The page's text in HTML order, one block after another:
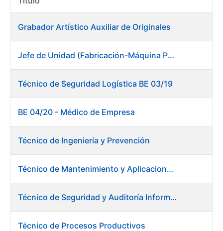
Mostrar/Ocultar
Mostrar/Ocultar
Grabador Artístico Auxiliar de Originales
Jefe de Unidad (Fabricación-Máquina Papel) en Fábrica de Papel (Burgos)
Técnico de Seguridad Logística BE 03/19
BE 04/20 - Médico de Empresa
Técnico de Ingeniería y Prevención
Técnico de Mantenimiento y Aplicaciones Industriales - Centro de trabajo de Burgos
Técnico de Seguridad y Auditoría Informática
Técnico de Procesos Productivos